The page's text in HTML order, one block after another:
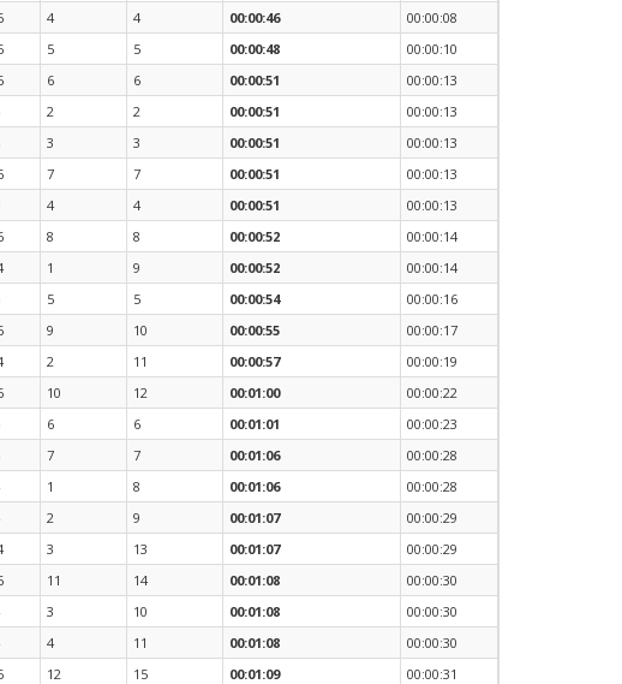
4 4 00:00:46
00:00:08
5 5 00:00:48
00:00:10
6 6 00:00:51
00:00:13
2 2 00:00:51
00:00:13
3 3 00:00:51
00:00:13
7 7 00:00:51
00:00:13
4 4 00:00:51
00:00:13
8 8 00:00:52
00:00:14
1 9 00:00:52
00:00:14
5 5 00:00:54
00:00:16
9 10 00:00:55
00:00:17
2 11 00:00:57
00:00:19
10 12 00:01:00
00:00:22
6 6 00:01:01
00:00:23
7 7 00:01:06
00:00:28
1 8 00:01:06
00:00:28
2 9 00:01:07
00:00:29
3 13 00:01:07
00:00:29
11 14 00:01:08
00:00:30
3 10 00:01:08
00:00:30
4 11 00:01:08
00:00:30
12 15 00:01:09
00:00:31